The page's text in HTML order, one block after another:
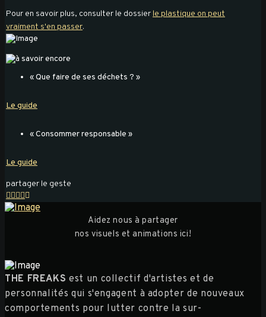
Pour en savoir plus, consulter le dossier le plastique on peut
vraiment s'en passer.
« Que faire de ses déchets ? »
Le guide
« Consommer responsable »
Le guide
partager le geste
Aidez nous à partager
nos visuels et animations ici!
THE FREAKS est un collectif d'artistes et de
personnalités qui s'engagent à adopter de nouveaux
comportements pour lutter contre la sur-